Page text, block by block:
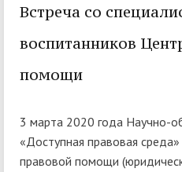
Встреча со
воспитанников
помощи
3 марта 2020 года Научно-
«Доступная правовая
правовой помощи